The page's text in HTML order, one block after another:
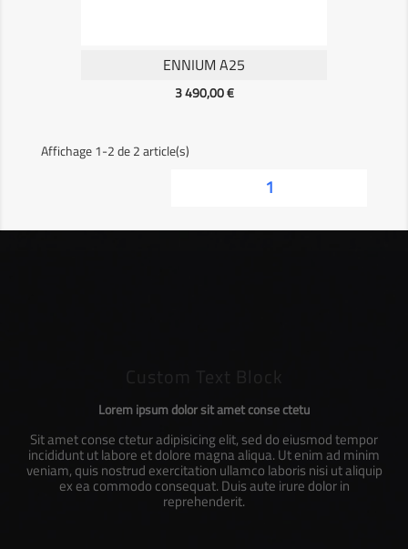
ENNIUM A25
Prix
3 490,00 €
Affichage 1-2 de 2 article(s)
1
Custom Text Block
Lorem ipsum dolor sit amet conse ctetu
Sit amet conse ctetur adipisicing elit, sed do eiusmod tempor
incididunt ut labore et dolore magna aliqua. Ut enim ad minim
veniam, quis nostrud exercitation ullamco laboris nisi ut aliquip
ex ea commodo consequat. Duis aute irure dolor in
reprehenderit.